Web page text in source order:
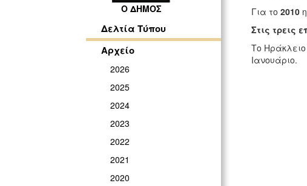
Ο ΔΗΜΟΣ
Δελτία Τύπου
Αρχείο
2026
2025
2024
2023
2022
2021
2020
Για το 2010
Στις τρεις
Το
Ιανουάριο.